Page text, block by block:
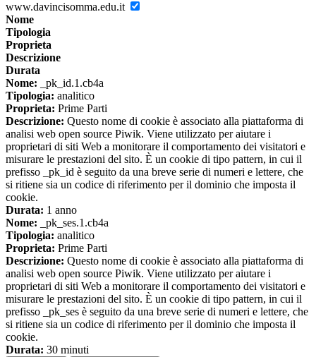
www.davincisomma.edu.it
Nome
Tipologia
Proprieta
Descrizione
Durata
Nome: _pk_id.1.cb4a
Tipologia: analitico
Proprieta: Prime Parti
Descrizione: Questo nome di cookie è associato alla piattaforma di
analisi web open source Piwik. Viene utilizzato per aiutare i
proprietari di siti Web a monitorare il comportamento dei visitatori e
misurare le prestazioni del sito. È un cookie di tipo pattern, in cui il
prefisso _pk_id è seguito da una breve serie di numeri e lettere, che
si ritiene sia un codice di riferimento per il dominio che imposta il
cookie.
Durata: 1 anno
Nome: _pk_ses.1.cb4a
Tipologia: analitico
Proprieta: Prime Parti
Descrizione: Questo nome di cookie è associato alla piattaforma di
analisi web open source Piwik. Viene utilizzato per aiutare i
proprietari di siti Web a monitorare il comportamento dei visitatori e
misurare le prestazioni del sito. È un cookie di tipo pattern, in cui il
prefisso _pk_ses è seguito da una breve serie di numeri e lettere, che
si ritiene sia un codice di riferimento per il dominio che imposta il
cookie.
Durata: 30 minuti